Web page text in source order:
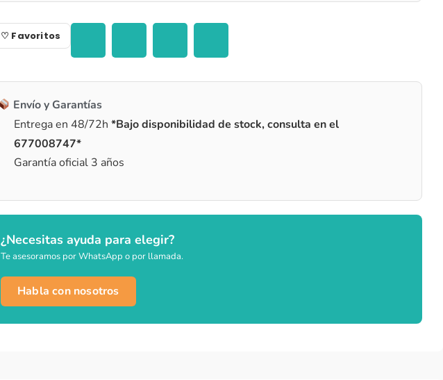
♡ Favoritos
Envío y Garantías
Entrega en 48/72h *Bajo disponibilidad de stock, consulta en el
677008747*
Garantía oficial 3 años
¿Necesitas ayuda para elegir?
Te asesoramos por WhatsApp o por llamada.
Habla con nosotros